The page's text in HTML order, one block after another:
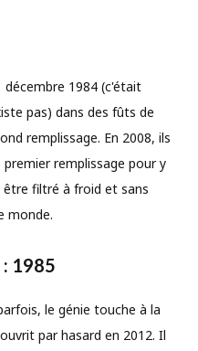
1984 (c'était
pas) dans des fûts de
remplissage. En 2008, ils
remplissage pour y
être filtré à froid et sans
monde.
: 1985
le génie touche à la
par hasard en 2012. Il